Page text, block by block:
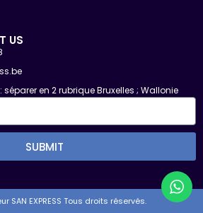
US
séparer en 2 rubrique Bruxelles ; Wallonie
SUBMIT
SAN EXPRESS Tous droits réservés.